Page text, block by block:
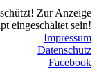
Zur Anzeige
eingeschaltet sein!
Impressum
Datenschutz
Facebook